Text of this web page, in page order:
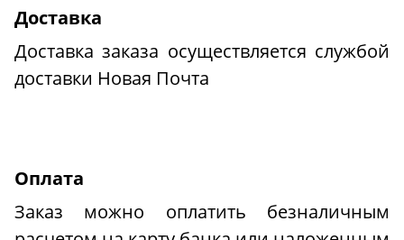
Доставка
Доставка заказа осуществляется службой
доставки Новая Почта
Оплата
Заказ можно оплатить безналичным